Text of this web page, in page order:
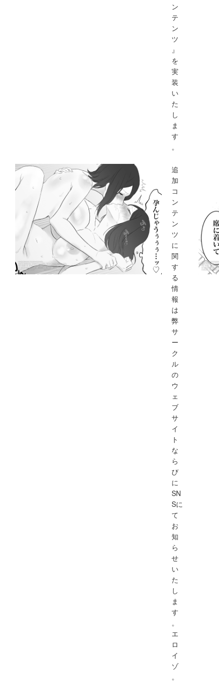
ン
テ
ン
ツ
』
を
実
装
い
た
し
ま
す
。
追
加
コ
ン
テ
ン
ツ
に
関
す
る
情
報
は
弊
サ
ー
ク
ル
の
ウ
ェ
ブ
サ
イ
ト
な
ら
び
に
SN
Sに
て
お
知
ら
せ
い
た
し
ま
す
。
エ
ロ
イ
ゾ
。